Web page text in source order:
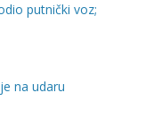
putnički voz;
na udaru